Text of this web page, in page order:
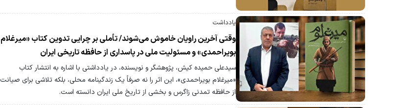
یادداشت
وقتی آخرین راویان خاموش می‌شوند/ تأملی بر چرایی تدوین کتاب «میرغلام
بویراحمدی» و مسئولیت ملی در پاسداری از حافظه تاریخی ایران
سیدعلی حمیده کیش، پژوهشگر و نویسنده، در یادداشتی با اشاره به انتشار کتاب
«میرغلام بویراحمدی»، این اثر را نه صرفاً یک زندگینامه محلی، بلکه تلاشی برای صیانت
از حافظه تمدنی زاگرس و بخشی از تاریخ ملی ایران دانسته است.